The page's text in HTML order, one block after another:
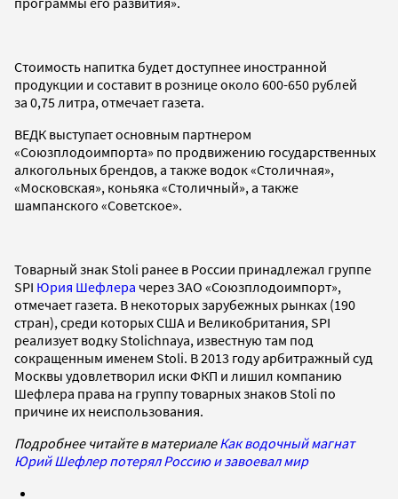
Стоимость напитка будет доступнее иностранной
продукции и составит в рознице около 600-650 рублей
за 0,75 литра, отмечает газета.
ВЕДК выступает основным партнером
«Союзплодоимпорта» по продвижению государственных
алкогольных брендов, а также водок «Столичная»,
«Московская», коньяка «Столичный», а также
шампанского «Советское».
Товарный знак Stoli ранее в России принадлежал группе
SPI Юрия Шефлера через ЗАО «Союзплодоимпорт»,
отмечает газета. В некоторых зарубежных рынках (190
стран), среди которых США и Великобритания, SPI
реализует водку Stolichnaya, известную там под
сокращенным именем Stoli. В 2013 году арбитражный суд
Москвы удовлетворил иски ФКП и лишил компанию
Шефлера права на группу товарных знаков Stoli по
причине их неиспользования.
Подробнее читайте в материалеКак водочный магнат
Юрий Шефлер потерял Россию и завоевал мир